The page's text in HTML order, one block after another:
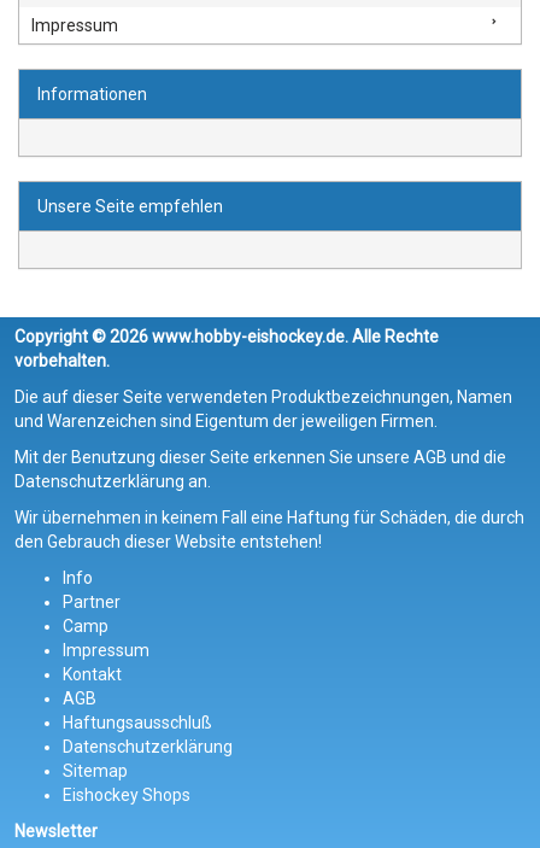
Impressum
Informationen
Unsere Seite empfehlen
Copyright © 2026 www.hobby-eishockey.de. Alle Rechte
vorbehalten.
Die auf dieser Seite verwendeten Produktbezeichnungen, Namen
und Warenzeichen sind Eigentum der jeweiligen Firmen.
Mit der Benutzung dieser Seite erkennen Sie unsere AGB und die
Datenschutzerklärung an.
Wir übernehmen in keinem Fall eine Haftung für Schäden, die durch
den Gebrauch dieser Website entstehen!
Info
Partner
Camp
Impressum
Kontakt
AGB
Haftungsausschluß
Datenschutzerklärung
Sitemap
Eishockey Shops
Newsletter